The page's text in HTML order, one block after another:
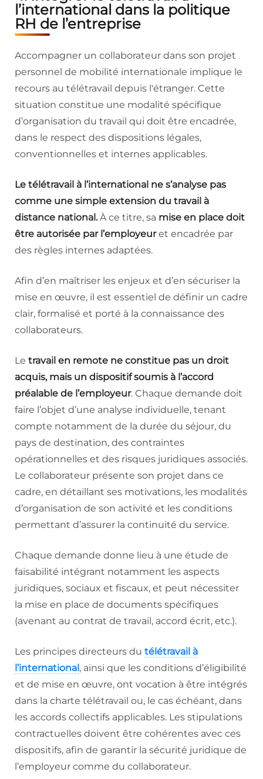
l’international dans la politique
RH de l’entreprise
Accompagner un collaborateur dans son projet
personnel de mobilité internationale implique le
recours au télétravail depuis l'étranger. Cette
situation constitue une modalité spécifique
d’organisation du travail qui doit être encadrée,
dans le respect des dispositions légales,
conventionnelles et internes applicables.
Le télétravail à l’international ne s’analyse pas
comme une simple extension du travail à
distance national.À ce titre, sa mise en place doit
être autorisée par l’employeuret encadrée par
des règles internes adaptées.
Afin d’en maîtriser les enjeux et d’en sécuriser la
mise en œuvre, il est essentiel de définir un cadre
clair, formalisé et porté à la connaissance des
collaborateurs.
Le travail en remote ne constitue pas un droit
acquis, mais un dispositif soumis à l’accord
préalable de l’employeur. Chaque demande doit
faire l’objet d’une analyse individuelle, tenant
compte notamment de la durée du séjour, du
pays de destination, des contraintes
opérationnelles et des risques juridiques associés.
Le collaborateur présente son projet dans ce
cadre, en détaillant ses motivations, les modalités
d’organisation de son activité et les conditions
permettant d’assurer la continuité du service.
Chaque demande donne lieu à une étude de
faisabilité intégrant notamment les aspects
juridiques, sociaux et fiscaux, et peut nécessiter
la mise en place de documents spécifiques
(avenant au contrat de travail, accord écrit, etc.).
Les principes directeurs du télétravail à
l’international, ainsi que les conditions d’éligibilité
et de mise en œuvre, ont vocation à être intégrés
dans la charte télétravail ou, le cas échéant, dans
les accords collectifs applicables. Les stipulations
contractuelles doivent être cohérentes avec ces
dispositifs, afin de garantir la sécurité juridique de
l’employeur comme du collaborateur.